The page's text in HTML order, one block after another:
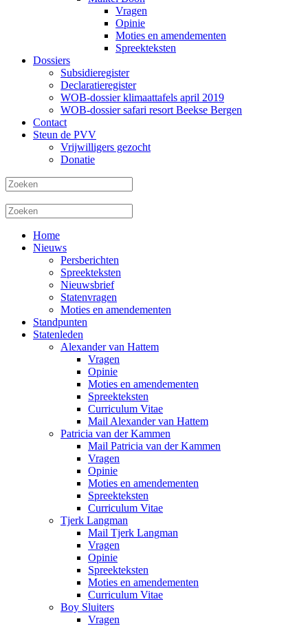
Vragen
Opinie
Moties en amendementen
Spreekteksten
Dossiers
Subsidieregister
Declaratieregister
WOB-dossier klimaattafels april 2019
WOB-dossier safari resort Beekse Bergen
Contact
Steun de PVV
Vrijwilligers gezocht
Donatie
Home
Nieuws
Persberichten
Spreekteksten
Nieuwsbrief
Statenvragen
Moties en amendementen
Standpunten
Statenleden
Alexander van Hattem
Vragen
Opinie
Moties en amendementen
Spreekteksten
Curriculum Vitae
Mail Alexander van Hattem
Patricia van der Kammen
Mail Patricia van der Kammen
Vragen
Opinie
Moties en amendementen
Spreekteksten
Curriculum Vitae
Tjerk Langman
Mail Tjerk Langman
Vragen
Opinie
Spreekteksten
Moties en amendementen
Curriculum Vitae
Boy Sluiters
Vragen